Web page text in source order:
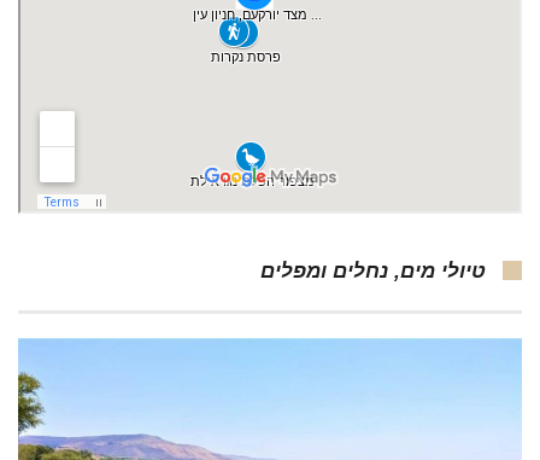
טיולי מים, נחלים ומפלים